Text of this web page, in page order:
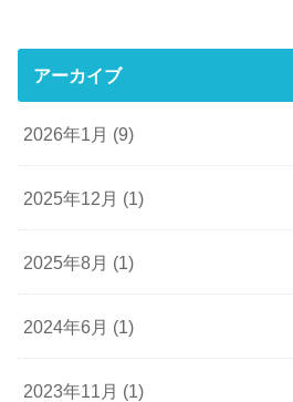
アーカイブ
2026年1月 (9)
2025年12月 (1)
2025年8月 (1)
2024年6月 (1)
2023年11月 (1)